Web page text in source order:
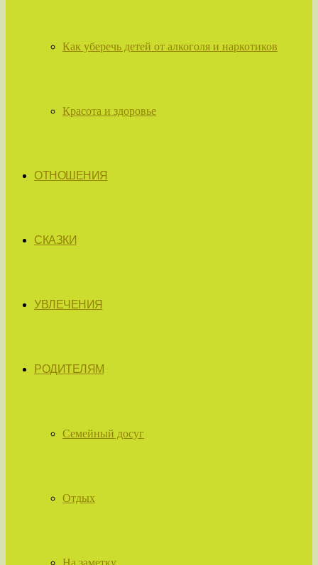
Как уберечь детей от алкоголя и наркотиков
Красота и здоровье
ОТНОШЕНИЯ
СКАЗКИ
УВЛЕЧЕНИЯ
РОДИТЕЛЯМ
Семейный досуг
Отдых
На заметку